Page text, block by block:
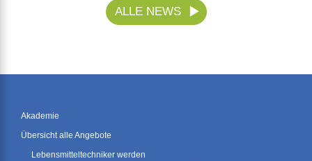
ALLE NEWS
Akademie
Übersicht alle Angebote
Lebensmitteltechniker werden